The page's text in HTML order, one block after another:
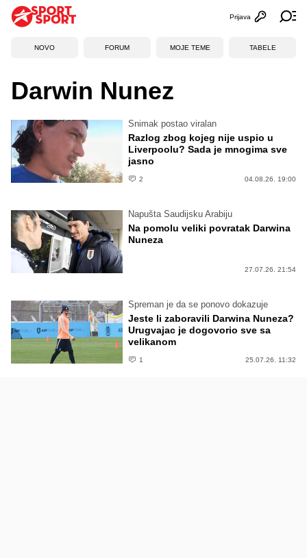
Otvori
Prijava
NOVO FORUM MOJE TEME TABELE
Darwin Nunez
Snimak postao viralan
Razlog zbog kojeg nije uspio u
Liverpoolu? Sada je mnogima sve
jasno
2 04.08.26. 19:00
Napušta Saudijsku Arabiju
Na pomolu veliki povratak Darwina
Nuneza
27.07.26. 21:54
Spreman je da se ponovo dokazuje
Jeste li zaboravili Darwina Nuneza?
Urugvajac je dogovorio sve sa
velikanom
1 25.07.26. 11:32